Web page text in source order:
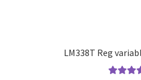
LM338T Reg